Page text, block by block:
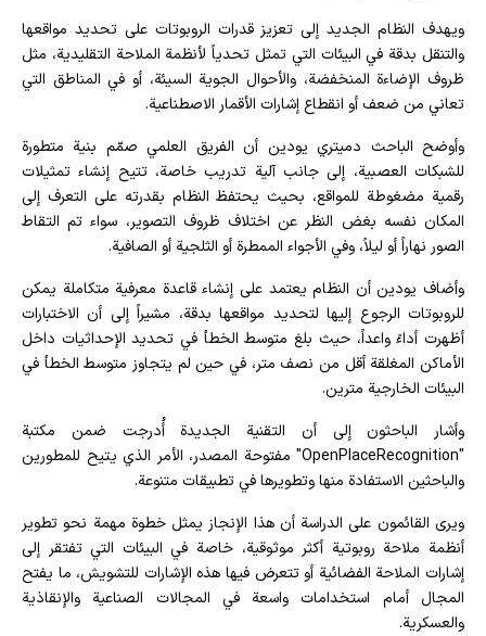
ويهدف النظام الجديد إلى تعزيز قدرات الروبوتات على تحديد مواقعها
والتنقل بدقة في البيئات التي تمثل تحدياً لأنظمة الملاحة التقليدية، مثل
ظروف الإضاءة المنخفضة، والأحوال الجوية السيئة، أو في المناطق التي
تعاني من ضعف أو انقطاع إشارات الأقمار الاصطناعية.
وأوضح الباحث دميتري يودين أن الفريق العلمي صمّم بنية متطورة
للشبكات العصبية، إلى جانب آلية تدريب خاصة، تتيح إنشاء تمثيلات
رقمية مضغوطة للمواقع، بحيث يحتفظ النظام بقدرته على التعرف إلى
المكان نفسه بغض النظر عن اختلاف ظروف التصوير، سواء تم التقاط
الصور نهاراً أو ليلاً، وفي الأجواء الممطرة أو الثلجية أو الصافية.
وأضاف يودين أن النظام يعتمد على إنشاء قاعدة معرفية متكاملة يمكن
للروبوتات الرجوع إليها لتحديد مواقعها بدقة، مشيراً إلى أن الاختبارات
أظهرت أداءً واعداً، حيث بلغ متوسط الخطأ في تحديد الإحداثيات داخل
الأماكن المغلقة أقل من نصف متر، في حين لم يتجاوز متوسط الخطأ في
البيئات الخارجية مترين.
وأشار الباحثون إلى أن التقنية الجديدة أُدرجت ضمن مكتبة
"OpenPlaceRecognition" مفتوحة المصدر، الأمر الذي يتيح للمطورين
والباحثين الاستفادة منها وتطويرها في تطبيقات متنوعة.
ويرى القائمون على الدراسة أن هذا الإنجاز يمثل خطوة مهمة نحو تطوير
أنظمة ملاحة روبوتية أكثر موثوقية، خاصة في البيئات التي تفتقر إلى
إشارات الملاحة الفضائية أو تتعرض فيها هذه الإشارات للتشويش، ما يفتح
المجال أمام استخدامات واسعة في المجالات الصناعية والإنقاذية
والعسكرية.